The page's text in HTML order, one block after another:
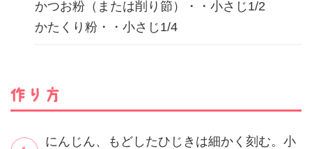
かつお粉（または削り節）・・小さじ1/2
かたくり粉・・小さじ1/4
にんじん、もどしたひじきは細かく刻む。小